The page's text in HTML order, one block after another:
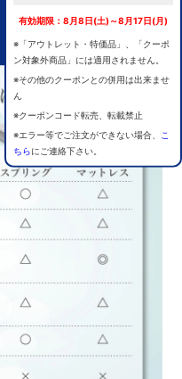
有効期限：8月8日(土)～8月17日(月)
※「アウトレット・特価品」、「クーポ
ン対象外商品」には適用されません。
※その他のクーポンとの併用は出来ませ
ん
※クーポンコード転売、転載禁止
※エラー等でご注文ができない場合、
こ
ちらにご連絡下さい。
一のマットレス